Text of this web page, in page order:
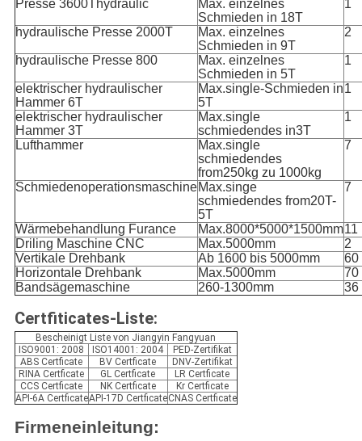
Presse 3600Thydraulic
Max. einzelnes
Schmieden in 18T
1
hydraulische Presse 2000T
Max. einzelnes
Schmieden in 9T
2
hydraulische Presse 800
Max. einzelnes
Schmieden in 5T
1
elektrischer hydraulischer
Hammer 6T
Max.single-Schmieden in
5T
1
elektrischer hydraulischer
Hammer 3T
Max.single
schmiedendes in3T
1
Lufthammer
Max.single
schmiedendes
from250kg zu 1000kg
7
SchmiedenoperationsmaschineMax.singe
schmiedendes from20T-
5T
7
Wärmebehandlung Furance Max.8000*5000*1500mm11
Driling Maschine CNC
Max.5000mm
2
Vertikale Drehbank
Ab 1600 bis 5000mm
60
Horizontale Drehbank
Max.5000mm
70
Bandsägemaschine
260-1300mm 36
Certfiticates-Liste:
Bescheinigt Liste von Jiangyin Fangyuan
ISO9001: 2008
ISO14001: 2004
PED-Zertifikat
ABS Certficate
BV Certficate
DNV-Zertifikat
RINA Certficate
GL Certficate
LR Certficate
CCS Certficate
NK Certficate
Kr Certficate
API-6A CertficateAPI-17D CertficateCNAS Certficate
Firmeneinleitung: